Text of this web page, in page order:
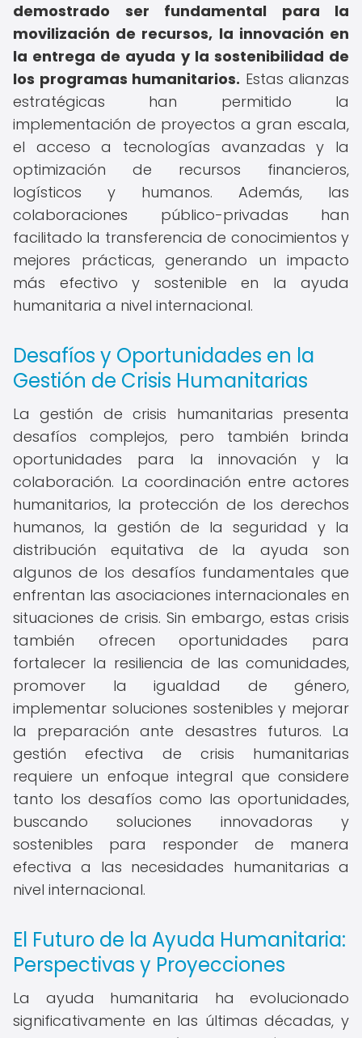
demostrado ser fundamental para la
movilización de recursos, la innovación en
la entrega de ayuda y la sostenibilidad de
los programas humanitarios. Estas alianzas
estratégicas han permitido la
implementación de proyectos a gran escala,
el acceso a tecnologías avanzadas y la
optimización de recursos financieros,
logísticos y humanos. Además, las
colaboraciones público-privadas han
facilitado la transferencia de conocimientos y
mejores prácticas, generando un impacto
más efectivo y sostenible en la ayuda
humanitaria a nivel internacional.
Desafíos y Oportunidades en la
Gestión de Crisis Humanitarias
La gestión de crisis humanitarias presenta
desafíos complejos, pero también brinda
oportunidades para la innovación y la
colaboración. La coordinación entre actores
humanitarios, la protección de los derechos
humanos, la gestión de la seguridad y la
distribución equitativa de la ayuda son
algunos de los desafíos fundamentales que
enfrentan las asociaciones internacionales en
situaciones de crisis. Sin embargo, estas crisis
también ofrecen oportunidades para
fortalecer la resiliencia de las comunidades,
promover la igualdad de género,
implementar soluciones sostenibles y mejorar
la preparación ante desastres futuros. La
gestión efectiva de crisis humanitarias
requiere un enfoque integral que considere
tanto los desafíos como las oportunidades,
buscando soluciones innovadoras y
sostenibles para responder de manera
efectiva a las necesidades humanitarias a
nivel internacional.
El Futuro de la Ayuda Humanitaria:
Perspectivas y Proyecciones
La ayuda humanitaria ha evolucionado
significativamente en las últimas décadas, y